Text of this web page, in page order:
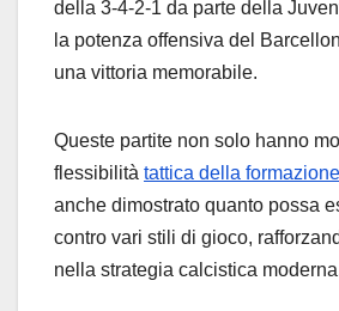
della 3-4-2-1 da parte della
la potenza offensiva del
una vittoria memorabile.
Queste partite non solo hanno
flessibilità tattica della formazione
anche dimostrato quanto possa
contro vari stili di gioco,
nella strategia calcistica